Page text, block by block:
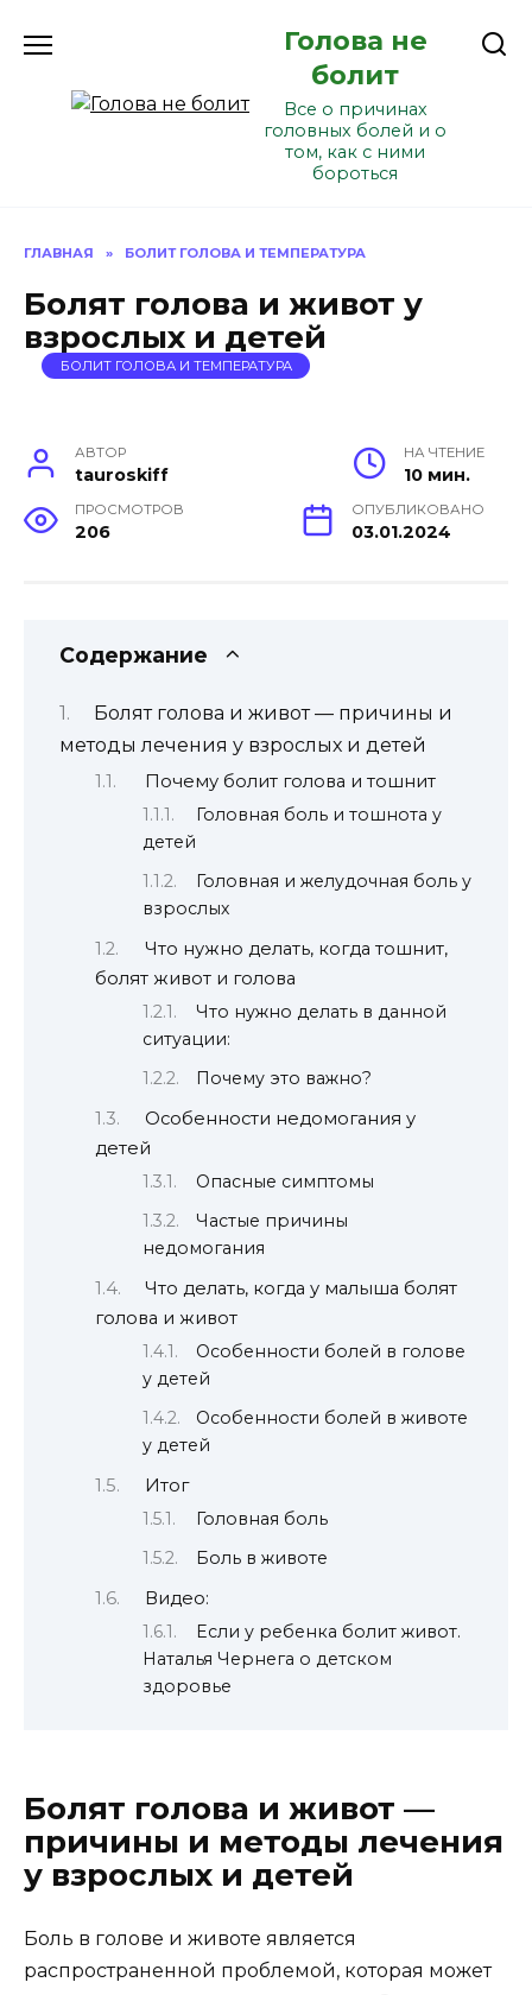
Голова не
болит
Все о причинах
головных болей и о
том, как с ними
бороться
ГЛАВНАЯ » БОЛИТ ГОЛОВА И ТЕМПЕРАТУРА
Болят голова и живот у
взрослых и детей
БОЛИТ ГОЛОВА И ТЕМПЕРАТУРА
АВТОР
tauroskiff
НА ЧТЕНИЕ
10 мин.
ПРОСМОТРОВ
206
ОПУБЛИКОВАНО
03.01.2024
Содержание
Болят голова и живот — причины и
методы лечения у взрослых и детей
Почему болит голова и тошнит
Головная боль и тошнота у
детей
Головная и желудочная боль у
взрослых
Что нужно делать, когда тошнит,
болят живот и голова
Что нужно делать в данной
ситуации:
Почему это важно?
Особенности недомогания у
детей
Опасные симптомы
Частые причины
недомогания
Что делать, когда у малыша болят
голова и живот
Особенности болей в голове
у детей
Особенности болей в животе
у детей
Итог
Головная боль
Боль в животе
Видео:
Если у ребенка болит живот.
Наталья Чернега о детском
здоровье
Болят голова и живот —
причины и методы лечения
у взрослых и детей
Боль в голове и животе является
распространенной проблемой, которая может